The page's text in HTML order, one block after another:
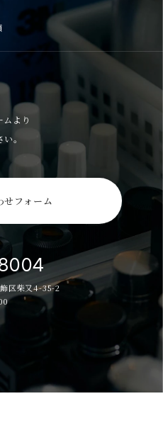
より
。
せフォーム
区柴又4-35-2